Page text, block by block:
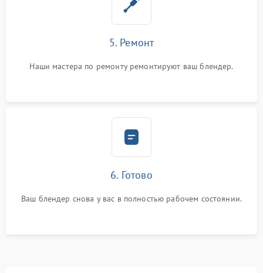
5. Ремонт
Наши мастера по ремонту ремонтируют ваш блендер.
6. Готово
Ваш блендер снова у вас в полностью рабочем состоянии.